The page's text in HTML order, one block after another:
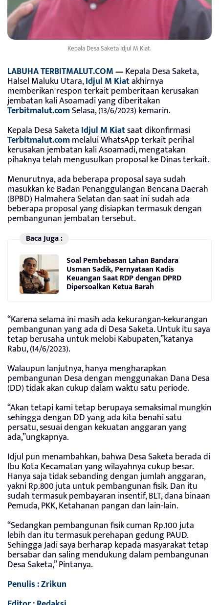
Kepala Desa Saketa Idjul M Kiat.
LABUHA TERBITMALUT.COM—Kepala Desa Saketa,
Halsel Maluku Utara,Idjul M Kiatakhirnya
memberikan respon terkait pemberitaan kerusakan
jembatan kali Asoamadi yang diberitakan
Terbitmalut.comSelasa, (13/6/2023) kemarin.
Kepala Desa Saketa Idjul M Kiatsaat dikonfirmasi
Terbitmalut.commelalui WhatsApp terkait perihal
kerusakan jembatan kali Asoamadi, mengatakan
pihaknya telah mengusulkan proposal ke Dinas terkait.
Menurutnya, ada beberapa proposal saya sudah
masukkan ke Badan Penanggulangan Bencana Daerah
(BPBD) Halmahera Selatan dan saat ini sudah ada
beberapa proposal yang disiapkan termasuk dengan
pembangunan jembatan tersebut.
Baca Juga :
Soal Pembebasan Lahan Bandara
Usman Sadik, Pernyataan Kadis
Keuangan Saat RDP dengan DPRD
Dipersoalkan Ketua Barah
“Karena selama ini masih ada kekurangan-kekurangan
pembangunan yang ada di Desa Saketa. Untuk itu saya
tetap berusaha untuk melobi Kabupaten,”katanya
Rabu, (14/6/2023).
Walaupun lanjutnya, hanya mengharapkan
pembangunan Desa dengan menggunakan Dana Desa
(DD) tidak akan cukup dalam waktu satu periode.
“Akan tetapi kami tetap berupaya semaksimal mungkin
sehingga dengan DD yang ada kita benahi satu
persatu, sesuai dengan kekuatan anggaran yang
ada,”ungkapnya.
Idjul pun menambahkan, bahwa Desa Saketa berada di
Ibu Kota Kecamatan yang wilayahnya cukup besar.
Hanya saja tidak sebanding dengan jumlah anggaran,
yakni Rp.800 juta untuk pembangunan fisik. Dan itu
sudah termasuk pembayaran insentif, BLT, dana binaan
Pemuda, PKK, Ketahanan pangan dan lain-lain.
“Sedangkan pembangunan fisik cuman Rp.100 juta
lebih dan itu termasuk perehapan gedung PAUD.
Sehingga Jadi saya berharap kepada masyarakat tetap
bersabar dan saling mendukung dalam pembangunan
Desa Saketa,” Pintanya.
Penulis : Zrikun